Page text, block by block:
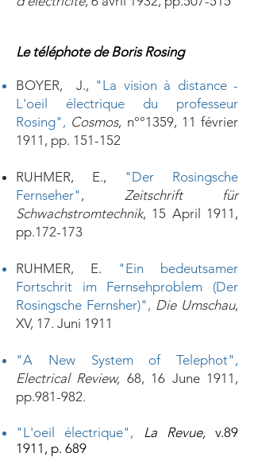
Le téléphote de Boris Rosing
BOYER, J., "La vision à distance -
L'oeil électrique du professeur
Rosing", Cosmos, n°°1359, 11 février
1911, pp. 151-152
RUHMER, E., "Der Rosingsche
Fernseher", Zeitschrift für
Schwachstromtechnik, 15 April 1911,
pp.172-173
RUHMER, E. "Ein bedeutsamer
Fortschrit im Fernsehproblem (Der
Rosingsche Fernsher)", Die Umschau,
XV, 17. Juni 1911
"A New System of Telephot",
Electrical Review, 68, 16 June 1911,
pp.981-982.
"L'oeil électrique", La Revue,v.89
1911, p. 689